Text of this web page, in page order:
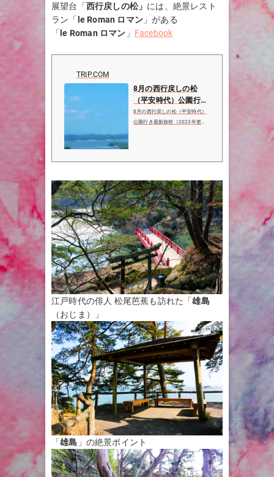
展望台「西行戻しの松」 には、絶景レスト
ラン「le Roman ロマン 」がある
「le Roman ロマン 」 Facebook
TRIP.COM
8月の西行戻しの松
（平安時代）公園行き
最新旅程（2023年更
新）、西行戻しの松
8月の西行戻しの松（平安時代）
公園行き最新旅程（2023年更
件のレビューと5枚の写真を表
園周辺の人気観光スポット、ホテ
ル、レストラン
江戸時代の俳人 松尾芭蕉も訪れた「雄島
（おじま）」
「雄島 」の絶景ポイント